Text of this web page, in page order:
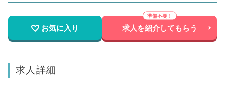
お気に入り 求人を紹介してもらう
求人詳細